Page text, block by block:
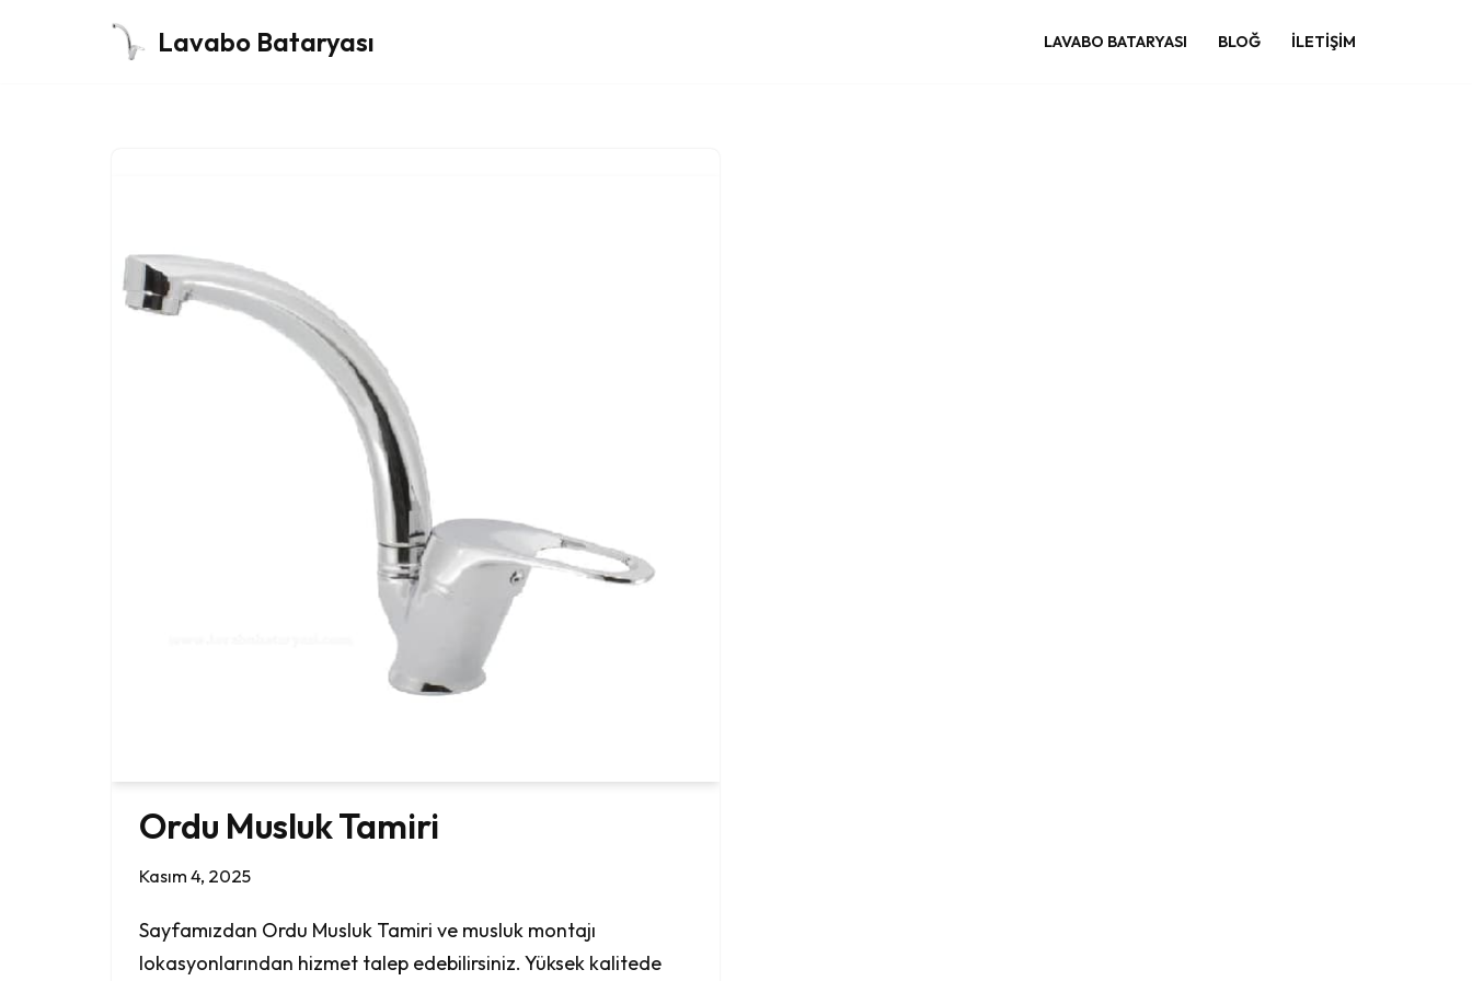
Lavabo Bataryası LAVABO BATARYASI BLOĞ İLETIŞIM
Ordu Musluk Tamiri
Kasım 4, 2025
Sayfamızdan Ordu Musluk Tamiri ve musluk montajı
lokasyonlarından hizmet talep edebilirsiniz. Yüksek kalitede